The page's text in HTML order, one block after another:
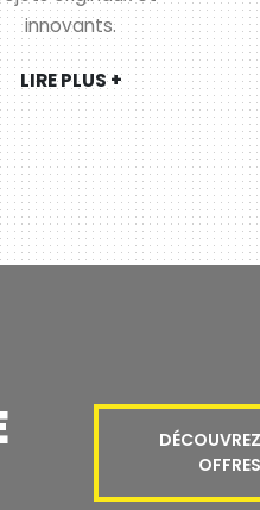
innovants.
LIRE PLUS +
OFFRES